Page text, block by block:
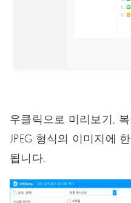
우클릭으로 미리보기, 복
JPEG 형식의 이미지에
됩니다.